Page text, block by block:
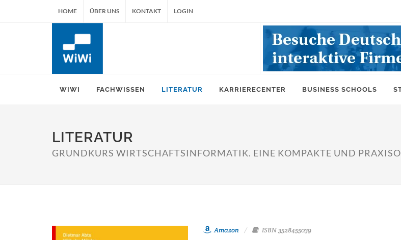
HOME ÜBER UNS KONTAKT LOGIN
WIWI FACHWISSEN LITERATUR KARRIERECENTER BUSINESS SCHOOLS
LITERATUR
GRUNDKURS WIRTSCHAFTSINFORMATIK. EINE KOMPAKTE UND
Amazon
ISBN 3528455039